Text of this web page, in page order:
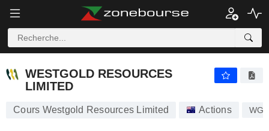
WESTGOLD RESOURCES
LIMITED
Cours Westgold Resources Limited Actions WGX